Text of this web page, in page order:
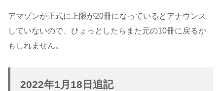
アマゾンが正式に上限が20冊になっているとアナウンス
していないので、ひょっとしたらまた元の10冊に戻るか
もしれません。
2022年1月18日追記